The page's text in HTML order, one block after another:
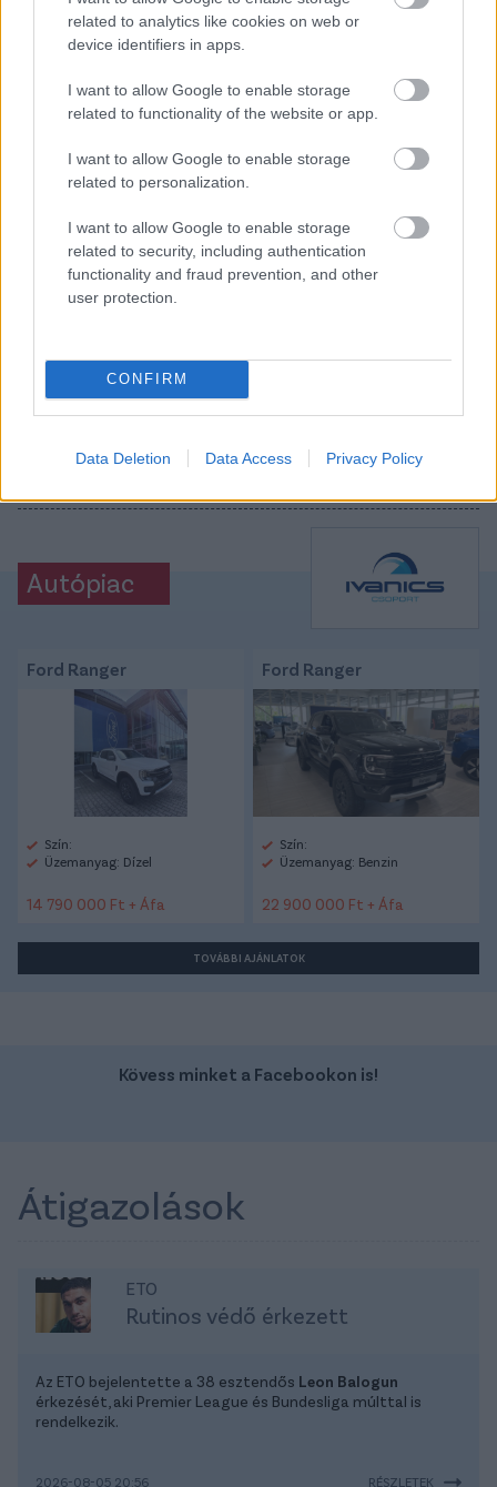
related to analytics like cookies on web or
device identifiers in apps.
I want to allow Google to enable storage
related to functionality of the website or app.
I want to allow Google to enable storage
related to personalization.
I want to allow Google to enable storage
related to security, including authentication
functionality and fraud prevention, and other
user protection.
CONFIRM
Data Deletion Data Access Privacy Policy
igazolás
A korábbi sajtóhíreknek megfelelően az AEK Athén
leigazolta Olekszandr Zubkovot, aki 2030 nyaráig
szóló szerződést írt alá új klubjánál.
Itt állíthatod be, hogy a Csakfoci az elsők
között legyen a Google-találatokban
#TÖRÖK FOCI
#BALOGH BOTOND
#PARMA
Autópiac
Ford Ranger
Szín:
Üzemanyag: Dízel
14 790 000 Ft + Áfa
Ford Ranger
Szín:
Üzemanyag: Benzin
22 900 000 Ft + Áfa
TOVÁBBI AJÁNLATOK
Kövess minket a Facebookon is!
Átigazolások
ETO
Rutinos védő érkezett
Az ETO bejelentette a 38 esztendős Leon Balogun
érkezését, aki Premier League és Bundesliga múlttal is
rendelkezik.
2026-08-05 20:56 RÉSZLETEK